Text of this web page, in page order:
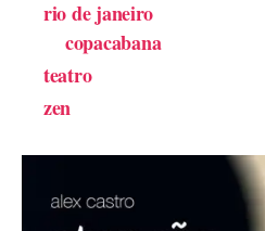
rio de janeiro
copacabana
teatro
zen